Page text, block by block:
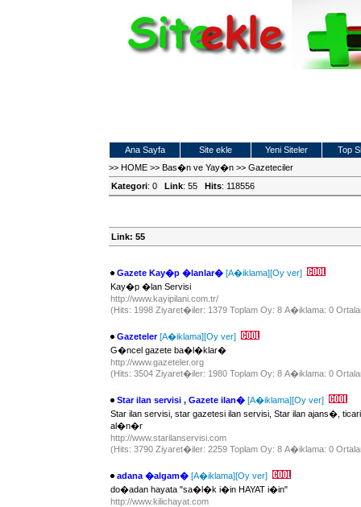
Ana Sayfa Site ekle Yeni Siteler
Top
>> HOME >> Bas�n ve Yay�n >> Gazeteciler
Kategori: 0 Link: 55 Hits: 118556
Link: 55
Gazete Kay�p �lanlar� [A�iklama][Oy ver]
Kay�p �lan Servisi
http://www.kayipilani.com.tr/
(Hits: 1998 Ziyaret�iler: 1379 Toplam Oy: 8 A�iklama: 0
Gazeteler [A�iklama][Oy ver]
G�ncel gazete ba�l�klar�
http://www.gazeteler.org
(Hits: 3504 Ziyaret�iler: 1980 Toplam Oy: 8 A�iklama: 0
Star ilan servisi , Gazete ilan� [A�iklama][Oy ver]
Star ilan servisi, star gazetesi ilan servisi, Star ilan ajans�,
al�n�r
http://www.starilanservisi.com
(Hits: 3790 Ziyaret�iler: 2259 Toplam Oy: 8 A�iklama: 0
adana �algam� [A�iklama][Oy ver]
do�adan hayata "sa�l�k i�in HAYAT i�in"
http://www.kilichayat.com